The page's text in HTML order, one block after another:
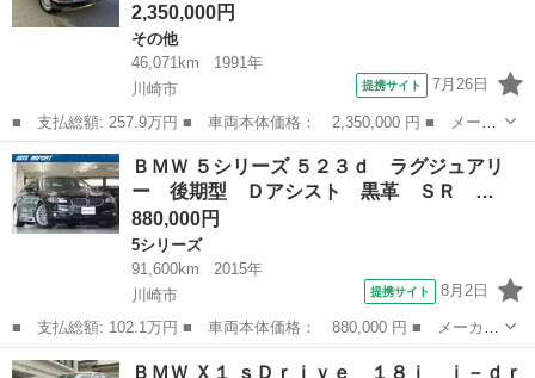
2,350,000円
その他
46,071km
1991年
川崎市
提携サイト 7月26日
■ 支払総額: 257.9万円 ■ 車両本体価格： 2,350,000 円 ■ メーカ
ー名： ＢＭＷ ■ 車種名： ７シリーズ ■ グレード名： ７３５
ｉ ディーラー車 左ハンドル レザーシート ヒーター付パワーシ
ート サ...
神奈川 川崎市
ＢＭＷ ５シリーズ ５２３ｄ ラグジュアリ
ー 後期型 Ｄアシスト 黒革 ＳＲ …
880,000円
5シリーズ
91,600km
2015年
川崎市
提携サイト 8月2日
■ 支払総額: 102.1万円 ■ 車両本体価格： 880,000 円 ■ メーカー
名： ＢＭＷ ■ 車種名： ５シリーズ ■ グレード名： ５２３
神奈川 川崎市
ＢＭＷ Ｘ１ ｓＤｒｉｖｅ １８ｉ ｉ－ｄｒ